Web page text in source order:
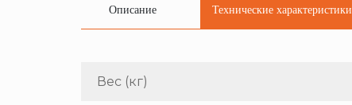
Описание Технические характеристики
Вес (кг)